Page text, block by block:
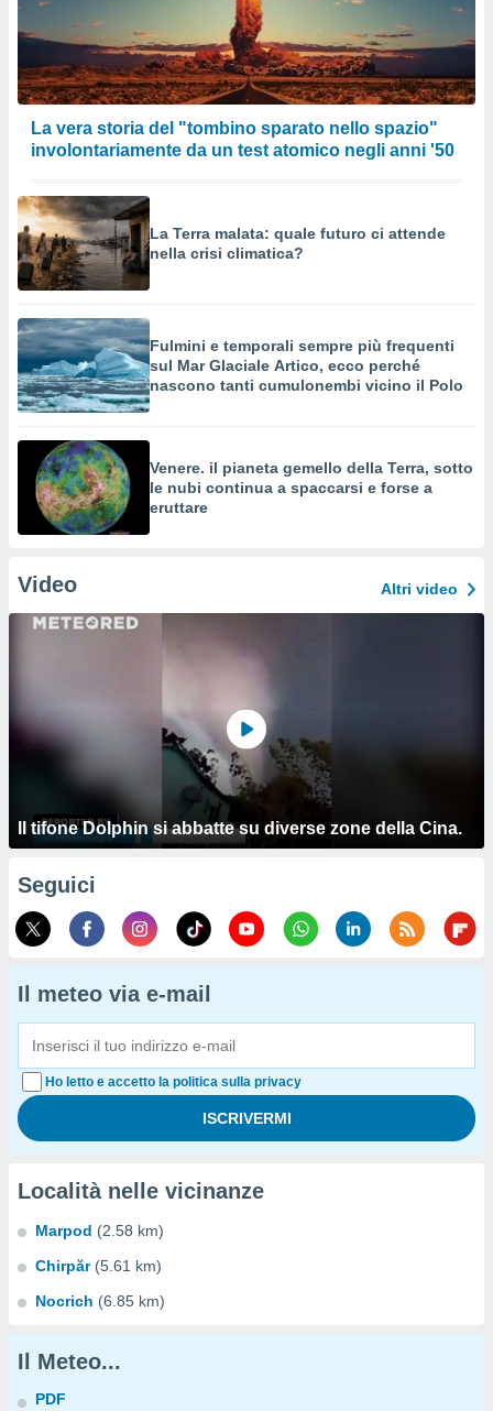
La vera storia del "tombino sparato nello spazio"
involontariamente da un test atomico negli anni '50
La Terra malata: quale futuro ci attende
nella crisi climatica?
Fulmini e temporali sempre più frequenti
sul Mar Glaciale Artico, ecco perché
nascono tanti cumulonembi vicino il Polo
Venere. il pianeta gemello della Terra, sotto
le nubi continua a spaccarsi e forse a
eruttare
Video Altri video
Il tifone Dolphin si abbatte su diverse zone della Cina.
Seguici
Il meteo via e-mail
Ho letto e accetto la politica sulla privacy
Località nelle vicinanze
Marpod (2.58 km)
Chirpăr (5.61 km)
Nocrich (6.85 km)
Il Meteo...
PDF